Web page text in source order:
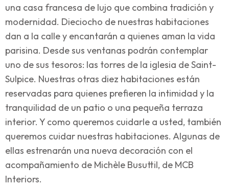
una casa francesa de lujo que combina tradición y
modernidad. Dieciocho de nuestras habitaciones
dan a la calle y encantarán a quienes aman la vida
parisina. Desde sus ventanas podrán contemplar
uno de sus tesoros: las torres de la iglesia de Saint-
Sulpice. Nuestras otras diez habitaciones están
reservadas para quienes prefieren la intimidad y la
tranquilidad de un patio o una pequeña terraza
interior. Y como queremos cuidarle a usted, también
queremos cuidar nuestras habitaciones. Algunas de
ellas estrenarán una nueva decoración con el
acompañamiento de Michèle Busuttil, de MCB
Interiors.